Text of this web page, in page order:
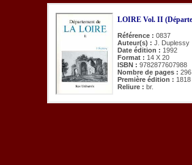
LOIRE Vol. II
Référence : 0837
Auteur(s) : J. Duplessy
Date édition : 1992
Format : 14 X 20
ISBN : 9782877607988
Nombre de pages : 296
Première édition : 1818
Reliure : br.